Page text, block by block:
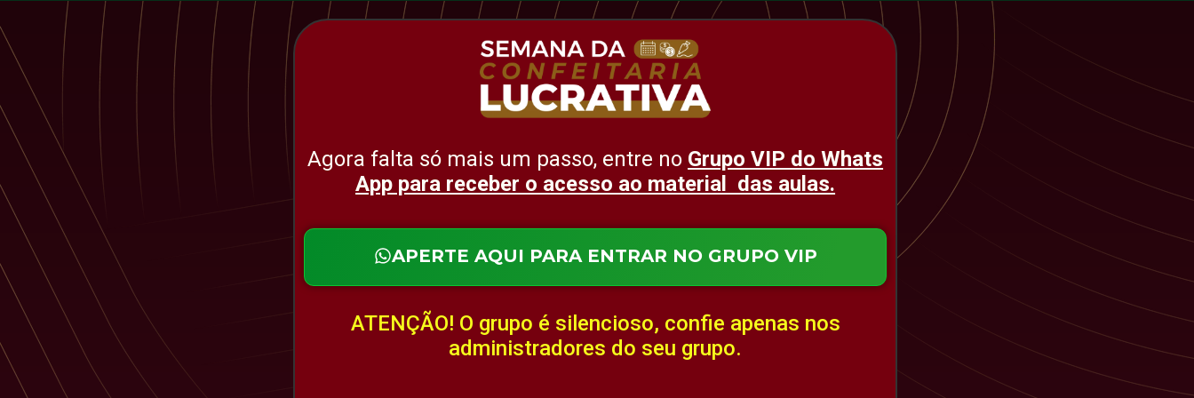
Agora falta só mais um passo, entre no Grupo VIP do Whats
App para receber o acesso ao material das aulas.
APERTE AQUI PARA ENTRAR NO GRUPO VIP
ATENÇÃO! O grupo é silencioso, confie apenas nos
administradores do seu grupo.